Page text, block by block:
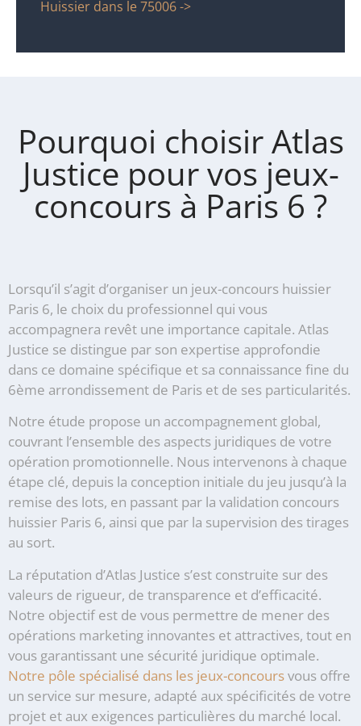
Huissier dans le 75006 ->
Pourquoi choisir Atlas
Justice pour vos jeux-
concours à Paris 6 ?
Lorsqu’il s’agit d’organiser un jeux-concours huissier
Paris 6, le choix du professionnel qui vous
accompagnera revêt une importance capitale. Atlas
Justice se distingue par son expertise approfondie
dans ce domaine spécifique et sa connaissance fine du
6ème arrondissement de Paris et de ses particularités.
Notre étude propose un accompagnement global,
couvrant l’ensemble des aspects juridiques de votre
opération promotionnelle. Nous intervenons à chaque
étape clé, depuis la conception initiale du jeu jusqu’à la
remise des lots, en passant par la validation concours
huissier Paris 6, ainsi que par la supervision des tirages
au sort.
La réputation d’Atlas Justice s’est construite sur des
valeurs de rigueur, de transparence et d’efficacité.
Notre objectif est de vous permettre de mener des
opérations marketing innovantes et attractives, tout en
vous garantissant une sécurité juridique optimale.
Notre pôle spécialisé dans les jeux-concoursvous offre
un service sur mesure, adapté aux spécificités de votre
projet et aux exigences particulières du marché local.